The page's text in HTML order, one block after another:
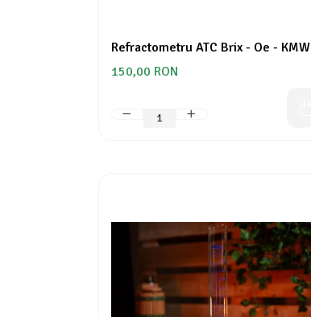
Aparate de îmbuteliere
Bentonite și substanțe de limpezire
Dopuitoare și aparate de capișonare
Refractometru ATC Brix - Oe - KMW
150,00 RON